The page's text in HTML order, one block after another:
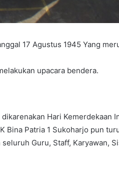
17 Agustus 1945 Yang
upacara bendera.
Hari Kemerdekaan
Bina Patria 1 Sukoharjo pun
Guru, Staff, Karyawan,